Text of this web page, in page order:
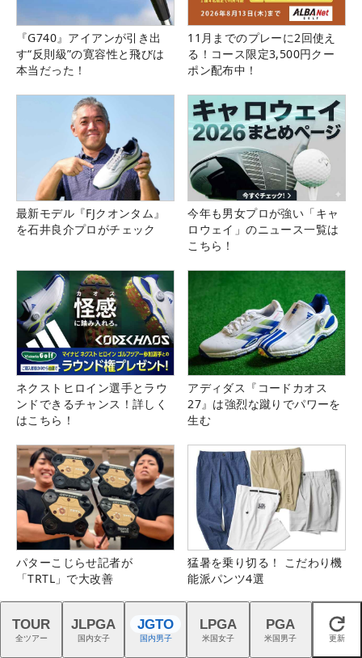
『G740』アイアンが引き出
す“反則級”の寛容性と飛びは
本当だった！
11月までのプレーに2回使え
る！コース限定3,500円クー
ポン配布中！
最新モデル『FJクオンタム』
を石井良介プロがチェック
今年も男女プロが強い「キャ
ロウェイ」のニュース一覧は
こちら！
ネクストヒロイン選手とラウ
ンドできるチャンス！詳しく
はこちら！
アディダス『コードカオス
27』は強烈な蹴りでパワーを
生む
パターこじらせ記者が
「TRTL」で大改善
猛暑を乗り切る！ こだわり機
能派パンツ4選
閉じる
TOUR
全ツアー
JLPGA
国内女子
JGTO
国内男子
LPGA
米国女子
PGA
米国男子 更新